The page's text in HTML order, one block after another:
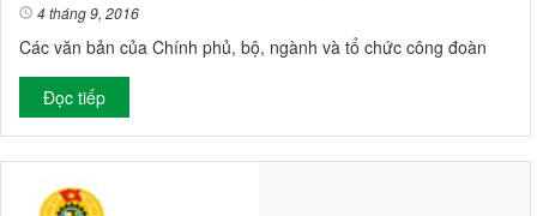
4 tháng 9, 2016
Các văn bản của Chính phủ, bộ, ngành và tổ chức công đoàn
Đọc tiếp